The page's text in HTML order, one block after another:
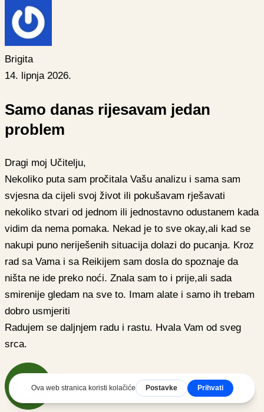
Brigita
14. lipnja 2026.
Samo danas rijesavam jedan
problem
Dragi moj Učitelju,
Nekoliko puta sam pročitala Vašu analizu i sama sam
svjesna da cijeli svoj život ili pokušavam rješavati
nekoliko stvari od jednom ili jednostavno odustanem kada
vidim da nema pomaka. Nekad je to sve okay,ali kad se
nakupi puno neriješenih situacija dolazi do pucanja. Kroz
rad sa Vama i sa Reikijem sam dosla do spoznaje da
ništa ne ide preko noći. Znala sam to i prije,ali sada
smirenije gledam na sve to. Imam alate i samo ih trebam
dobro usmjeriti
Radujem se daljnjem radu i rastu. Hvala Vam od sveg
srca.